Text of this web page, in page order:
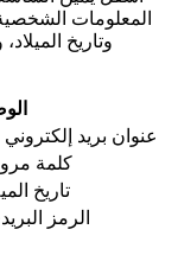
المعلومات
وتاريخ
عنوان بريد
كلمة
تاريخ
الرمز